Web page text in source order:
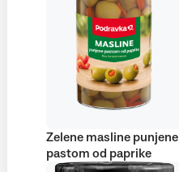
Zelene masline punjene
pastom od paprike